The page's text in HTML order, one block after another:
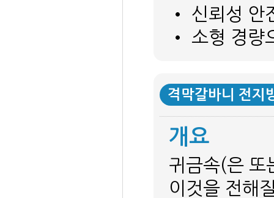
• 신뢰성 안
• 소형 경량
격막갈바니 전지
개요
귀금속(은 또
이것을 전해